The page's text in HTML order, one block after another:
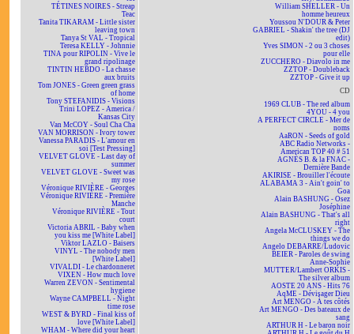
TÉTINES NOIRES - Streap
Teac
Tanita TIKARAM - Little sister
leaving town
Tanya St VAL - Tropical
Teresa KELLY - Johnnie
TINA pour RIPOLIN - Vive le
grand ripolinage
TINTIN HEBDO - La chasse
aux bruits
Tom JONES - Green green grass
of home
Tony STEFANIDIS - Visions
Trini LOPEZ - America /
Kansas City
Van McCOY - Soul Cha Cha
VAN MORRISON - Ivory tower
Vanessa PARADIS - L'amour en
soi [Test Pressing]
VELVET GLOVE - Last day of
summer
VELVET GLOVE - Sweet was
my rose
Véronique RIVIÈRE - Georges
Véronique RIVIÈRE - Première
Manche
Véronique RIVIÈRE - Tout
court
Victoria ABRIL - Baby when
you kiss me [White Label]
Viktor LAZLO - Baisers
VINYL - The nobody men
[White Label]
VIVALDI - Le chardonneret
VIXEN - How much love
Warren ZEVON - Sentimental
hygiene
Wayne CAMPBELL - Night
time rose
WEST & BYRD - Final kiss of
love [White Label]
WHAM - Where did your heart
William SHELLER - Un
homme heureux
Youssou N'DOUR & Peter
GABRIEL - Shakin' the tree (DJ
edit)
Yves SIMON - 2 ou 3 choses
pour elle
ZUCCHERO - Diavolo in me
ZZTOP - Doubleback
ZZTOP - Give it up
CD
1969 CLUB - The red album
4YOU - 4 you
A PERFECT CIRCLE - Mer de
noms
AaRON - Seeds of gold
ABC Radio Networks -
American TOP 40 # 51
AGNÈS B. & la FNAC -
Dernière Bande
AKIRISE - Brouiller l'écoute
ALABAMA 3 - Ain't goin' to
Goa
Alain BASHUNG - Osez
Joséphine
Alain BASHUNG - That's all
right
Angela McCLUSKEY - The
things we do
Angelo DEBARRE/Ludovic
BEIER - Paroles de swing
Anne-Sophie
MUTTER/Lambert ORKIS -
The silver album
AOSTE 20 ANS - Hits 76
AqME - Dévisager Dieu
Art MENGO - À tes côtés
Art MENGO - Des bateaux de
sang
ARTHUR H - Le baron noir